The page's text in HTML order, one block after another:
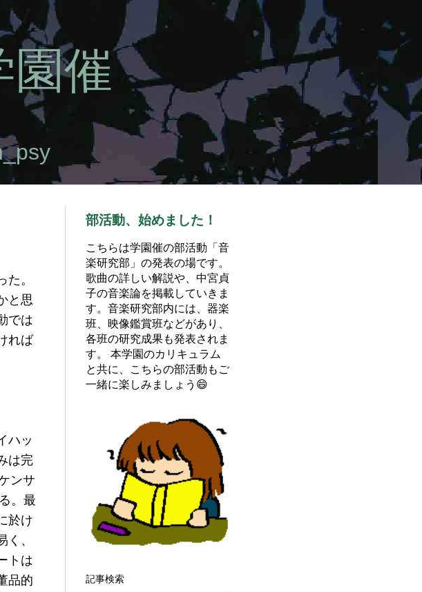
催
。
と思
では
れば
ハッ
は完
ンサ
。最
於け
、
トは
品的
部活動、始めました！
こちらは学園催の部活動「音
楽研究部」の発表の場です。
歌曲の詳しい解説や、中宮貞
子の音楽論を掲載していきま
す。音楽研究部内には、器楽
班、映像鑑賞班などがあり、
各班の研究成果も発表されま
す。 本学園のカリキュラム
と共に、こちらの部活動もご
一緒に楽しみましょう😄
記事検索